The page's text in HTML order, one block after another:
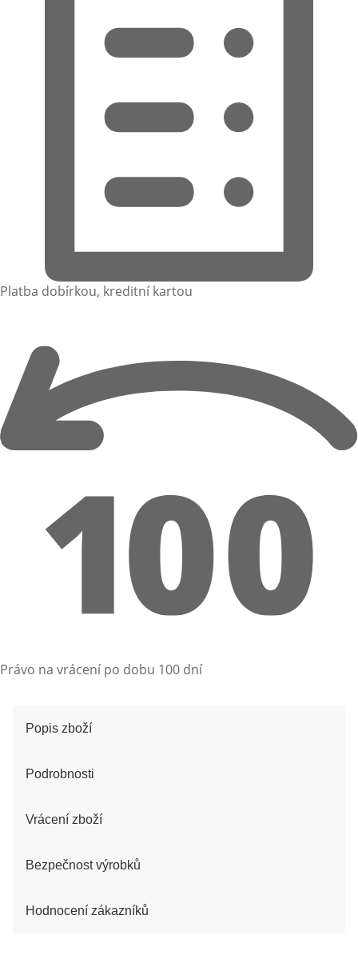
Platba dobírkou, kreditní kartou
Právo na vrácení po dobu 100 dní
Popis zboží
Podrobnosti
Vrácení zboží
Bezpečnost výrobků
Hodnocení zákazníků